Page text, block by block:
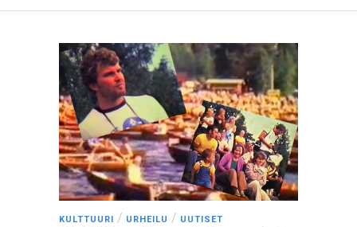
KULTTUURI / URHEILU / UUTISET